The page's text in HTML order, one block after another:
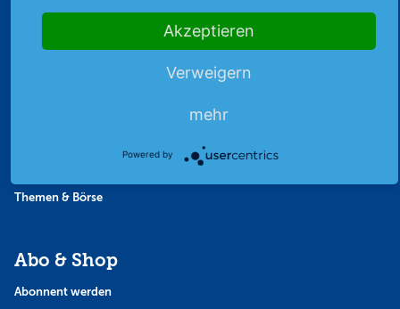
Börsenbericht
Themen & Börse
Abo & Shop
Abonnent werden
Akzeptieren
Verweigern
mehr
Powered by